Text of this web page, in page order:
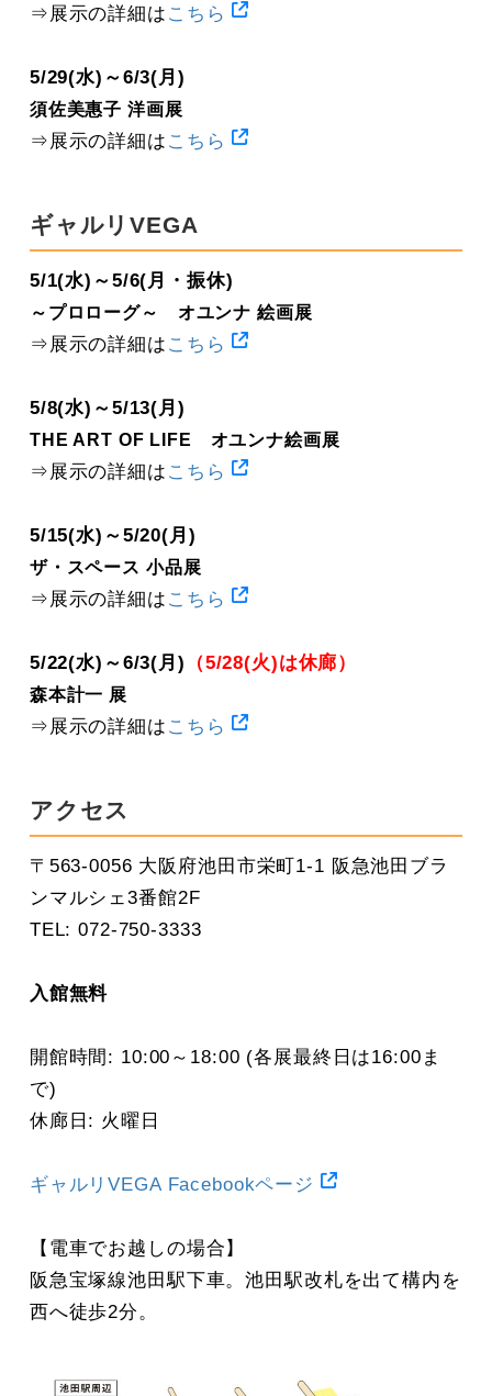
⇒展示の詳細は こちら
5/29(水)～6/3(月)
須佐美惠子 洋画展
⇒展示の詳細は こちら
ギャルリVEGA
5/1(水)～5/6(月・振休)
～プロローグ～ オユンナ 絵画展
⇒展示の詳細は こちら
5/8(水)～5/13(月)
THE ART OF LIFE オユンナ絵画展
⇒展示の詳細は こちら
5/15(水)～5/20(月)
ザ・スペース 小品展
⇒展示の詳細は こちら
5/22(水)～6/3(月) （5/28(火)は休廊）
森本計一 展
⇒展示の詳細は こちら
アクセス
〒563-0056 大阪府池田市栄町1-1 阪急池田ブラ
ンマルシェ3番館2F
TEL: 072-750-3333
入館無料
開館時間: 10:00～18:00 (各展最終日は16:00ま
で)
休廊日: 火曜日
ギャルリVEGA Facebookページ
【電車でお越しの場合】
阪急宝塚線池田駅下車。池田駅改札を出て構内を
西へ徒歩2分。